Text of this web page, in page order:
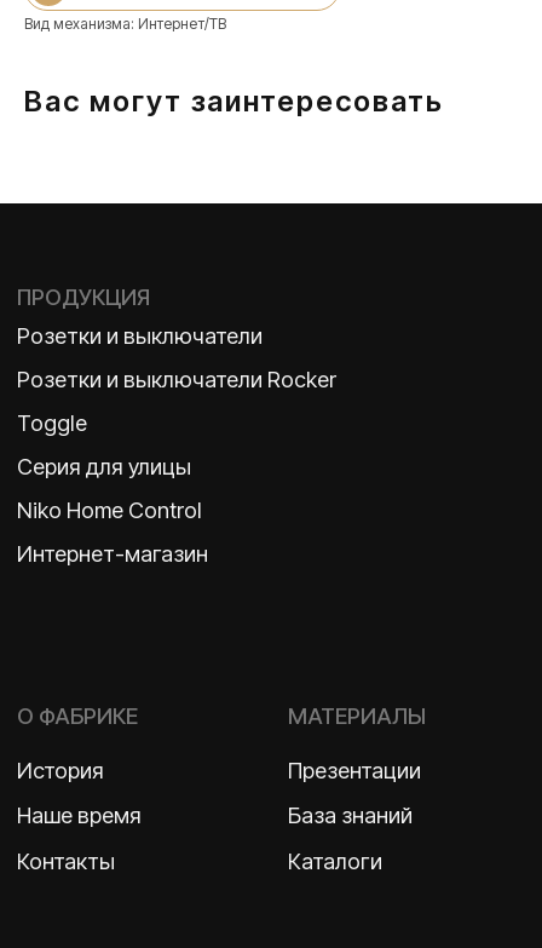
Вид механизма: Интернет/ТВ
Вас могут заинтересовать
История Презентации
Политика конфиденциальности
Niko Home Control
ДЗЕН
ВКОНТАКТЕ